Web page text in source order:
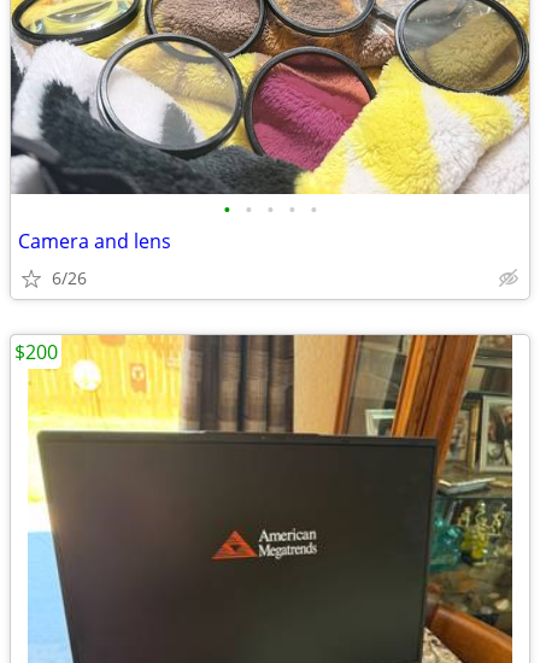
• • • • •
Camera and lens
6/26
$200